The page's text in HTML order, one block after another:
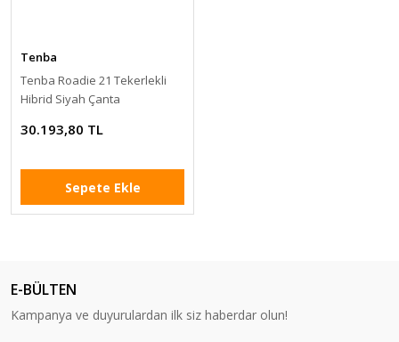
Tenba
Tenba Roadie 21 Tekerlekli
Hibrid Siyah Çanta
30.193,80 TL
Sepete Ekle
E-BÜLTEN
Kampanya ve duyurulardan ilk siz haberdar olun!